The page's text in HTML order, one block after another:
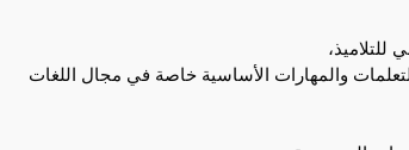
والمهارات الأساسية خاصة في مجال اللغات